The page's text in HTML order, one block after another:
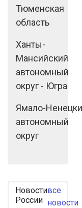
Тюменская
область
Ханты-
Мансийский
автономный
округ - Югра
Ямало-
автономный
округ
Новости
России
все
новости